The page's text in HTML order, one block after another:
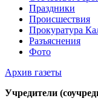
Праздники
Происшествия
Прокуратура
Разъяснения
Фото
Архив газеты
Учредители